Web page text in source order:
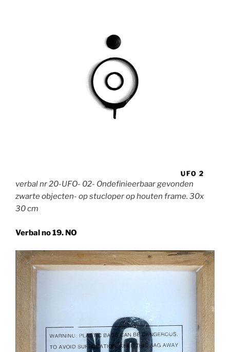
verbal nr 20-UFO- 02- Ondefinieerbaar gevonden
zwarte objecten- op stucloper op houten frame. 30x
30 cm
Verbal no 19. NO